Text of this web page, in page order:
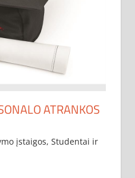
ATRANKOS
įstaigos, Studentai ir